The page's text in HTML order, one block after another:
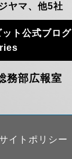
ヤマ、他5社
ット公式ブログ
務部広報室
イトポリシー